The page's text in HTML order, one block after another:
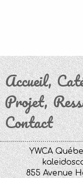
Accueil
Projet
Contact
YWCA
855 Avenue